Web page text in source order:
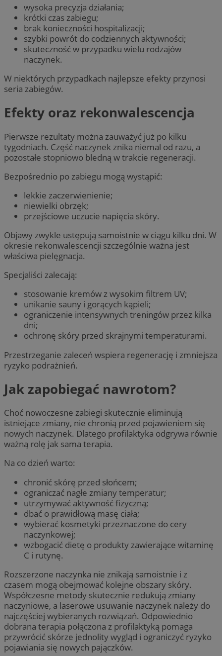
wysoka precyzja działania;
krótki czas zabiegu;
brak konieczności hospitalizacji;
szybki powrót do codziennych aktywności;
skuteczność w przypadku wielu rodzajów
naczynek.
W niektórych przypadkach najlepsze efekty przynosi
seria zabiegów.
Efekty oraz rekonwalescencja
Pierwsze rezultaty można zauważyć już po kilku
tygodniach. Część naczynek znika niemal od razu, a
pozostałe stopniowo bledną w trakcie regeneracji.
Bezpośrednio po zabiegu mogą wystąpić:
lekkie zaczerwienienie;
niewielki obrzęk;
przejściowe uczucie napięcia skóry.
Objawy zwykle ustępują samoistnie w ciągu kilku dni. W
okresie rekonwalescencji szczególnie ważna jest
właściwa pielęgnacja.
Specjaliści zalecają:
stosowanie kremów z wysokim filtrem UV;
unikanie sauny i gorących kąpieli;
ograniczenie intensywnych treningów przez kilka
dni;
ochronę skóry przed skrajnymi temperaturami.
Przestrzeganie zaleceń wspiera regenerację i zmniejsza
ryzyko podrażnień.
Jak zapobiegać nawrotom?
Choć nowoczesne zabiegi skutecznie eliminują
istniejące zmiany, nie chronią przed pojawieniem się
nowych naczynek. Dlatego profilaktyka odgrywa równie
ważną rolę jak sama terapia.
Na co dzień warto:
chronić skórę przed słońcem;
ograniczać nagłe zmiany temperatur;
utrzymywać aktywność fizyczną;
dbać o prawidłową masę ciała;
wybierać kosmetyki przeznaczone do cery
naczynkowej;
wzbogacić dietę o produkty zawierające witaminę
C i rutynę.
Rozszerzone naczynka nie znikają samoistnie i z
czasem mogą obejmować kolejne obszary skóry.
Współczesne metody skutecznie redukują zmiany
naczyniowe, a laserowe usuwanie naczynek należy do
najczęściej wybieranych rozwiązań. Odpowiednio
dobrana terapia połączona z profilaktyką pomaga
przywrócić skórze jednolity wygląd i ograniczyć ryzyko
pojawiania się nowych pajączków.